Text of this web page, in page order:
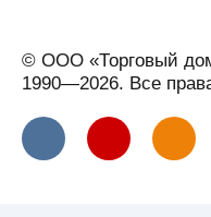
© ООО «Торговый
1990—2026. Все